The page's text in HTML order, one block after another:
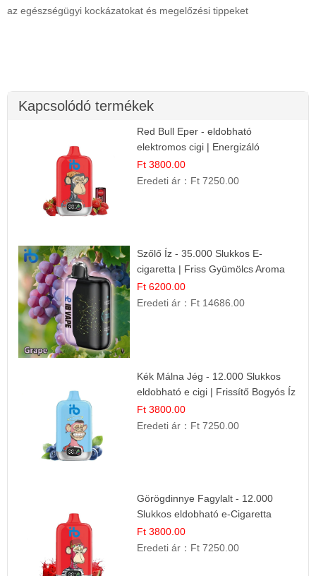
az egészségügyi kockázatokat és megelőzési tippeket
Kapcsolódó termékek
Red Bull Eper - eldobható
elektromos cigi | Energizáló
Gyümölcs Íz
Ft 3800.00
Eredeti ár： Ft 7250.00
Szőlő Íz - 35.000 Slukkos E-
cigaretta | Friss Gyümölcs Aroma
Ft 6200.00
Eredeti ár： Ft 14686.00
Kék Málna Jég - 12.000 Slukkos
eldobható e cigi | Frissítő Bogyós Íz
Ft 3800.00
Eredeti ár： Ft 7250.00
Görögdinnye Fagylalt - 12.000
Slukkos eldobható e-Cigaretta
Ft 3800.00
Eredeti ár： Ft 7250.00